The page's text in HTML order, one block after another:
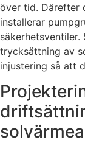
över tid. Därefter
installerar
trycksättning av
injustering så att